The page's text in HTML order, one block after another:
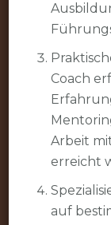
Coach
Arbeit
erreicht
auf